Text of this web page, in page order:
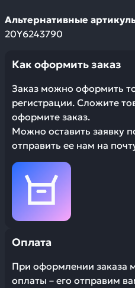
Альтернативные
20Y6243790
Как оформить заказ
Заказ можно оформить
регистрации. Сложите
оформите заказ.
Можно оставить заявку
отправить ее нам на
Оплата
При оформлении заказа
оплаты – его отправим